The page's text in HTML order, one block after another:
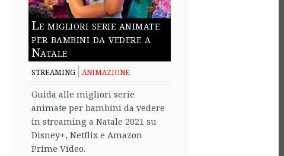
Le migliori serie animate
per bambini da vedere a
Natale
STREAMING ANIMAZIONE
Guida alle migliori serie
animate per bambini da vedere
in streaming a Natale 2021 su
Disney+, Netflix e Amazon
Prime Video.